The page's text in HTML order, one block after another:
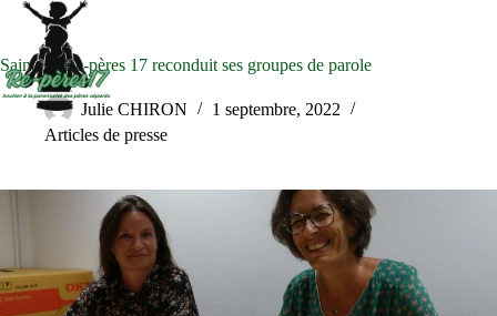
Passer
contenu
Saintes : Re-pères 17 reconduit ses groupes de parole
Julie CHIRON
1 septembre, 2022
Articles de presse